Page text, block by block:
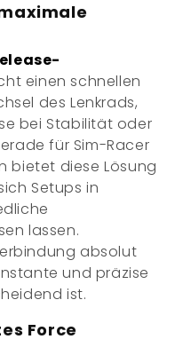
einen schnellen
des Lenkrads,
bei Stabilität oder
für Sim-Racer
bietet diese Lösung
Setups in
lassen.
absolut
und präzise
ist.
Force